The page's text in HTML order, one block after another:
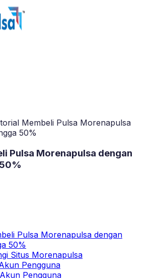
Membeli Pulsa Morenapulsa
50%
Pulsa Morenapulsa dengan
Pulsa Morenapulsa dengan
50%
Situs Morenapulsa
Pengguna
Pengguna